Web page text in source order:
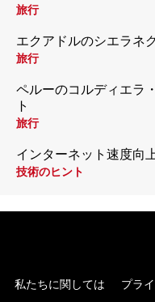
旅行
エクアドルのシエラネ
旅行
ペルーのコルディエラ
ト
旅行
インターネット速度向
技術のヒント
私たちに関しては プラ